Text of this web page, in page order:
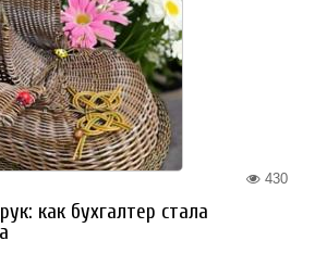
430
как бухгалтер стала